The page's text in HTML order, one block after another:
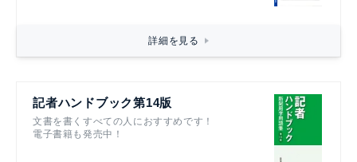
詳細を見る
記者ハンドブック第14版
文書を書くすべての人におすすめです！
電子書籍も発売中！